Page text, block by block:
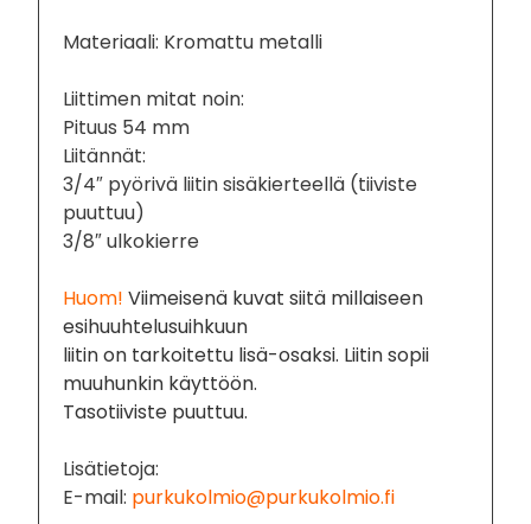
Materiaali: Kromattu metalli
Liittimen mitat noin:
Pituus 54 mm
Liitännät:
3/4″ pyörivä liitin sisäkierteellä (tiiviste
puuttuu)
3/8″ ulkokierre
Huom!Viimeisenä kuvat siitä millaiseen
esihuuhtelusuihkuun
liitin on tarkoitettu lisä-osaksi. Liitin sopii
muuhunkin käyttöön.
Tasotiiviste puuttuu.
Lisätietoja:
E-mail: purkukolmio@purkukolmio.fi